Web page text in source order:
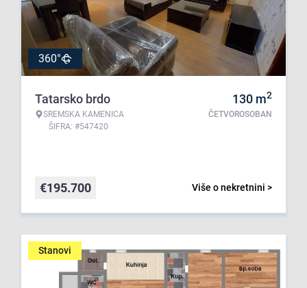
360°
Tatarsko brdo
SREMSKA KAMENICA
ŠIFRA: #547420
130 m2
ČETVOROSOBAN
Više o nekretnini >
€195.700
Stanovi